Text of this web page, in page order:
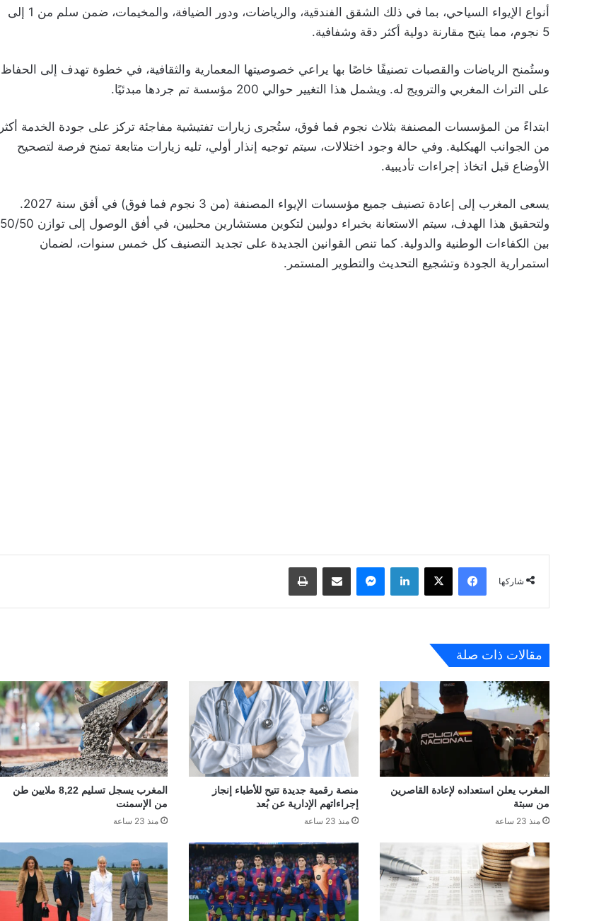
أنواع الإيواء السياحي، بما في ذلك الشقق الفندقية، والرياضات، ودور الضيافة، والمخيمات، ضمن سلم من 1 إلى
5 نجوم، مما يتيح مقارنة دولية أكثر دقة وشفافية.
وستُمنح الرياضات والقصبات تصنيفًا خاصًا بها يراعي خصوصيتها المعمارية والثقافية، في خطوة تهدف إلى الحفاظ
على التراث المغربي والترويج له. ويشمل هذا التغيير حوالي 200 مؤسسة تم جردها مبدئيًا.
ابتداءً من المؤسسات المصنفة بثلاث نجوم فما فوق، ستُجرى زيارات تفتيشية مفاجئة تركز على جودة الخدمة أكثر
من الجوانب الهيكلية. وفي حالة وجود اختلالات، سيتم توجيه إنذار أولي، تليه زيارات متابعة تمنح فرصة لتصحيح
الأوضاع قبل اتخاذ إجراءات تأديبية.
يسعى المغرب إلى إعادة تصنيف جميع مؤسسات الإيواء المصنفة (من 3 نجوم فما فوق) في أفق سنة 2027.
ولتحقيق هذا الهدف، سيتم الاستعانة بخبراء دوليين لتكوين مستشارين محليين، في أفق الوصول إلى توازن 50/50
بين الكفاءات الوطنية والدولية. كما تنص القوانين الجديدة على تجديد التصنيف كل خمس سنوات، لضمان
استمرارية الجودة وتشجيع التحديث والتطوير المستمر.
شاركها
فيسبوك لينكدإن
مقالات ذات صلة
المغرب يعلن استعداده لإعادة القاصرين
من سبتة
منذ 23 ساعة
منصة رقمية جديدة تتيح للأطباء إنجاز
إجراءاتهم الإدارية عن بُعد
منذ 23 ساعة
المغرب يسجل تسليم 8,22 ملايين طن
من الإسمنت
منذ 23 ساعة